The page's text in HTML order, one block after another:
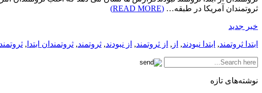
ثروتمندان آمریکا در طبقه… (READ MORE)
خبر جدید
ابتدا ثروتمند, ابتدا نبودند, از , از ثروتمند, از نبودند, ثروتمند, ثروتمندان ابتدا ,
نوشته‌های تازه